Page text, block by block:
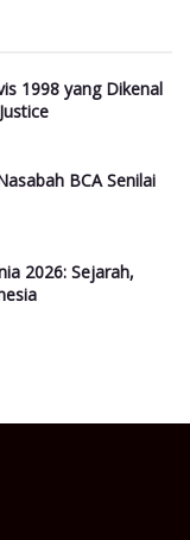
1998 yang Dikenal
BCA Senilai
2026: Sejarah,